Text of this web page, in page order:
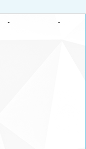
- -